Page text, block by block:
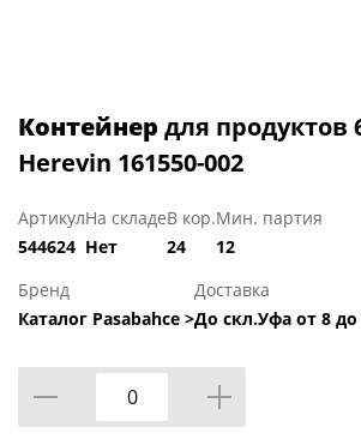
Контейнер для продуктов
Herevin 161550-002
Артикул
544624
На складе
Нет
В кор.
24
Мин. партия
12
Бренд
Каталог Pasabahce >
Доставка
До скл.Уфа от 8 до